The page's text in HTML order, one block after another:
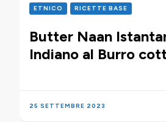
ETNICO RICETTE BASE
Butter Naan
Indiano al Burro
25 SETTEMBRE 2023